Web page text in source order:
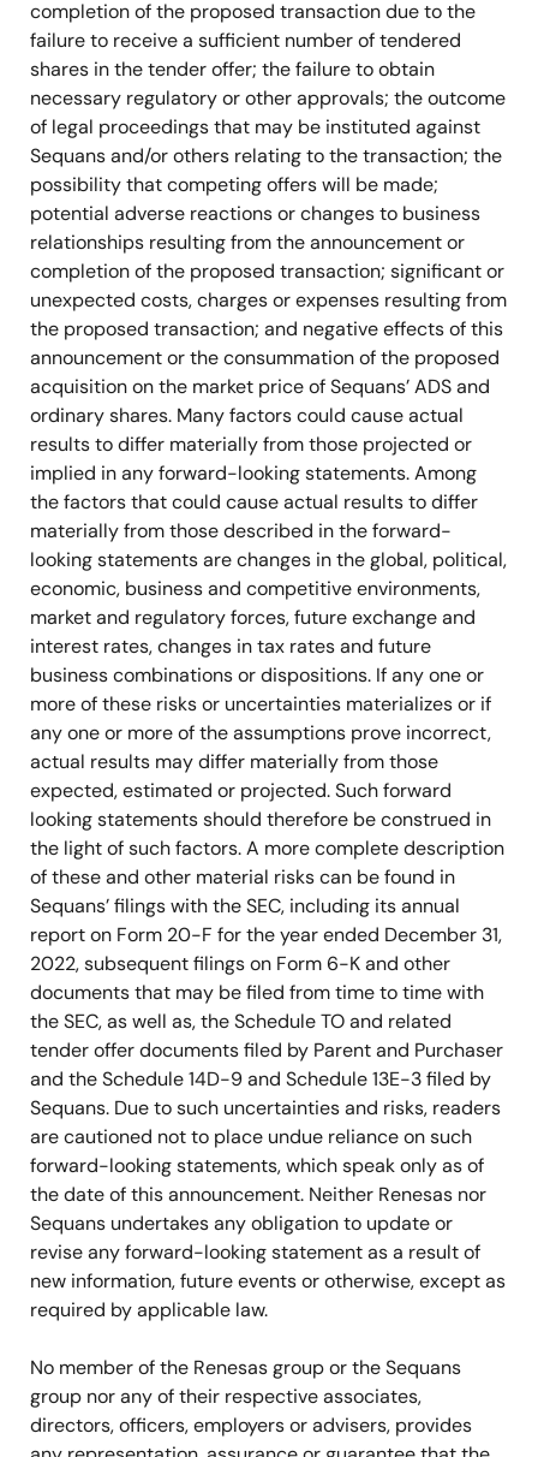
completion of the proposed transaction due to the
failure to receive a sufficient number of tendered
shares in the tender offer; the failure to obtain
necessary regulatory or other approvals; the outcome
of legal proceedings that may be instituted against
Sequans and/or others relating to the transaction; the
possibility that competing offers will be made;
potential adverse reactions or changes to business
relationships resulting from the announcement or
completion of the proposed transaction; significant or
unexpected costs, charges or expenses resulting from
the proposed transaction; and negative effects of this
announcement or the consummation of the proposed
acquisition on the market price of Sequans’ ADS and
ordinary shares. Many factors could cause actual
results to differ materially from those projected or
implied in any forward-looking statements. Among
the factors that could cause actual results to differ
materially from those described in the forward-
looking statements are changes in the global, political,
economic, business and competitive environments,
market and regulatory forces, future exchange and
interest rates, changes in tax rates and future
business combinations or dispositions. If any one or
more of these risks or uncertainties materializes or if
any one or more of the assumptions prove incorrect,
actual results may differ materially from those
expected, estimated or projected. Such forward
looking statements should therefore be construed in
the light of such factors. A more complete description
of these and other material risks can be found in
Sequans’ filings with the SEC, including its annual
report on Form 20-F for the year ended December 31,
2022, subsequent filings on Form 6-K and other
documents that may be filed from time to time with
the SEC, as well as, the Schedule TO and related
tender offer documents filed by Parent and Purchaser
and the Schedule 14D-9 and Schedule 13E-3 filed by
Sequans. Due to such uncertainties and risks, readers
are cautioned not to place undue reliance on such
forward-looking statements, which speak only as of
the date of this announcement. Neither Renesas nor
Sequans undertakes any obligation to update or
revise any forward-looking statement as a result of
new information, future events or otherwise, except as
required by applicable law.
No member of the Renesas group or the Sequans
group nor any of their respective associates,
directors, officers, employers or advisers, provides